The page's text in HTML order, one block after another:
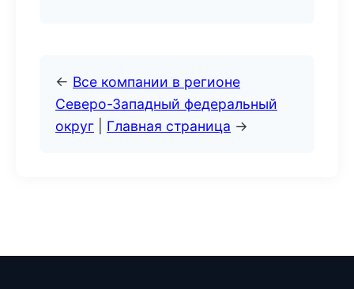
← Все компании в регионе
Северо-Западный федеральный
округ
Главная страница →